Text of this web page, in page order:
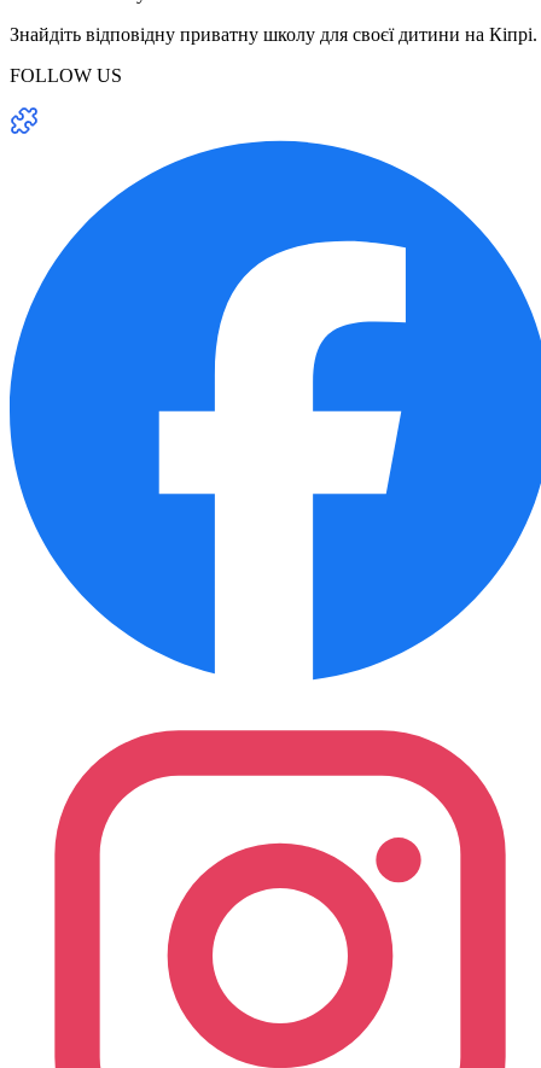
Знайдіть відповідну приватну школу для своєї дитини на Кіпрі.
FOLLOW US